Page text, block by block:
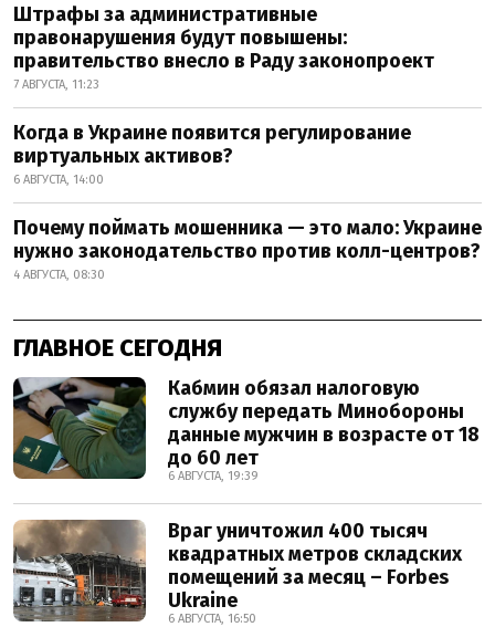
Штрафы за административные
правонарушения будут повышены:
правительство внесло в Раду законопроект
7 АВГУСТА, 11:23
Когда в Украине появится регулирование
виртуальных активов?
6 АВГУСТА, 14:00
Почему поймать мошенника — это мало: Украине
нужно законодательство против колл-центров?
4 АВГУСТА, 08:30
ГЛАВНОЕ СЕГОДНЯ
Кабмин обязал налоговую
службу передать Минобороны
данные мужчин в возрасте от 18
до 60 лет
6 АВГУСТА, 19:39
Враг уничтожил 400 тысяч
квадратных метров складских
помещений за месяц – Forbes
Ukraine
6 АВГУСТА, 16:50